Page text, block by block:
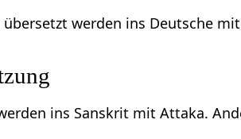
werden ins Deutsche
ins Sanskrit mit Attaka.